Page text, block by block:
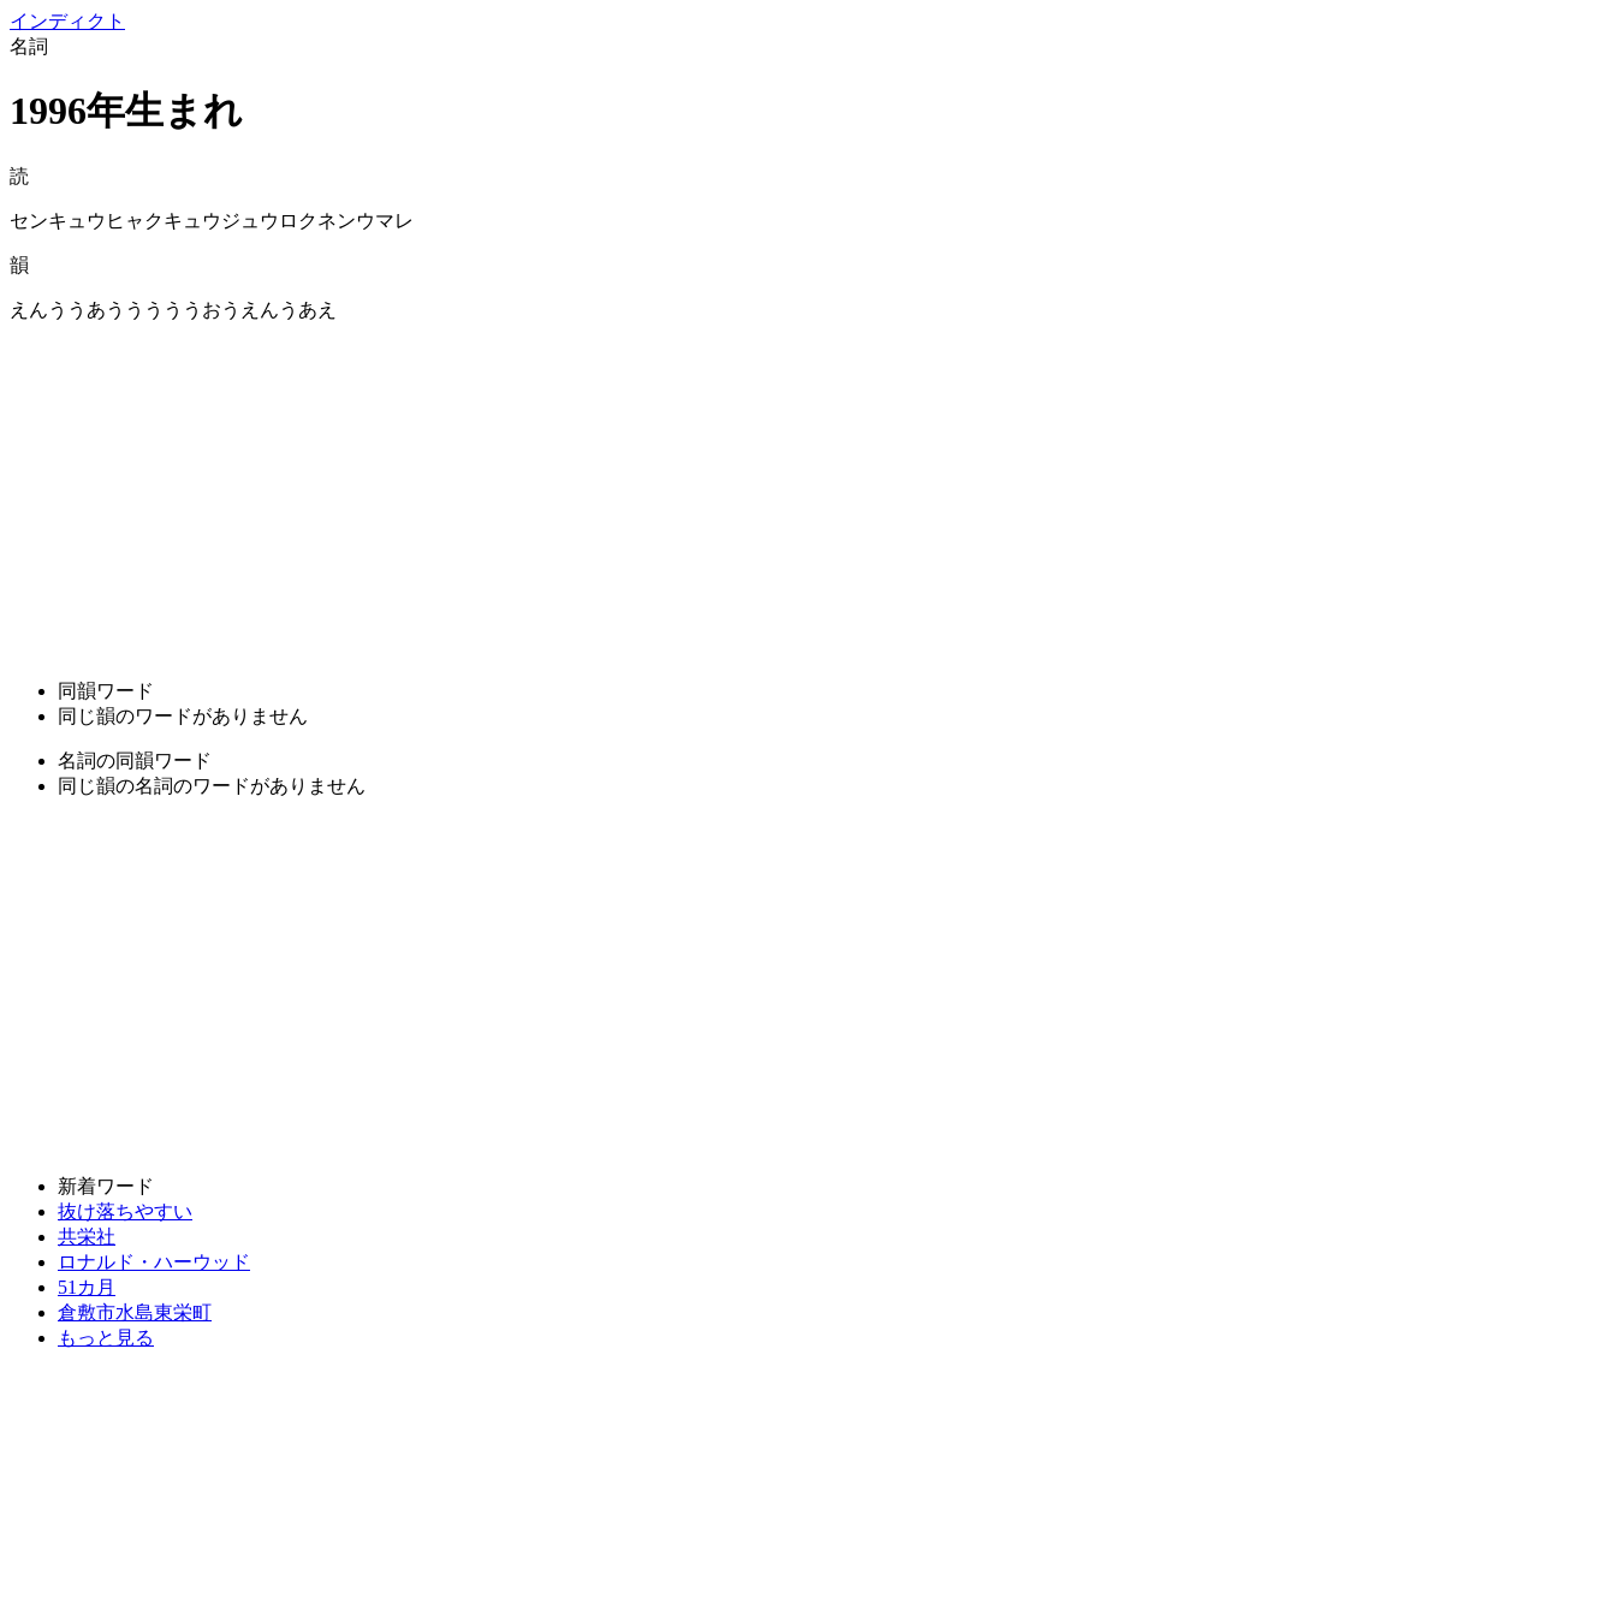
インディクト
名詞
1996年生まれ
読
センキュウヒャクキュウジュウロクネンウマレ
韻
えんううあうううううおうえんうあえ
同韻ワード
同じ韻のワードがありません
名詞の同韻ワード
同じ韻の名詞のワードがありません
新着ワード
抜け落ちやすい
共栄社
ロナルド・ハーウッド
51カ月
倉敷市水島東栄町
もっと見る